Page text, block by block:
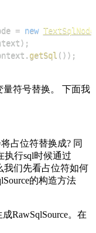
= new TextSqlNode
) ;
. getSql ( ) ) ;
符号替换。 下面我
占位符替换成? 同
执行sql时候通过
我们先看占位符如何
的构造方法
RawSqlSource。在